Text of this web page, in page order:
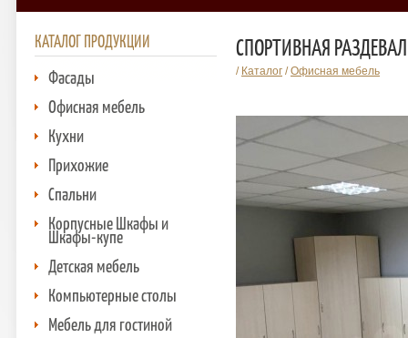
КАТАЛОГ ПРОДУКЦИИ
Фасады
Офисная мебель
Кухни
Прихожие
Спальни
Корпусные Шкафы и
Шкафы-купе
Детская мебель
Компьютерные столы
Мебель для гостиной
СПОРТИВНАЯ
/ Каталог /Офисная мебель